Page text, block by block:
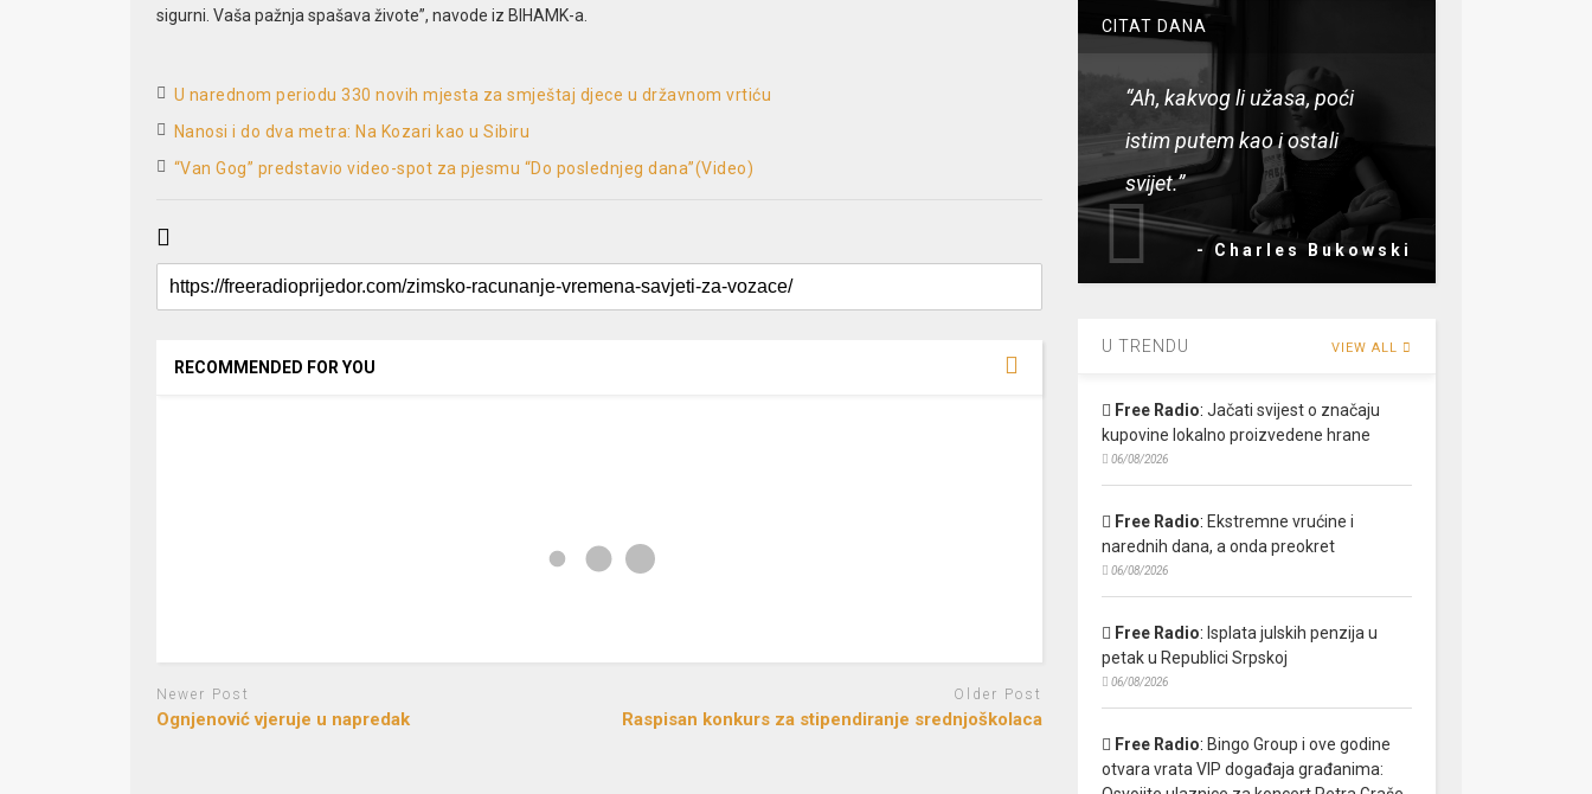
sigurni. Vaša pažnja spašava živote”, navode iz BIHAMK-a.
U narednom periodu 330 novih mjesta za smještaj djece u državnom vrtiću
Nanosi i do dva metra: Na Kozari kao u Sibiru
“Van Gog” predstavio video-spot za pjesmu “Do poslednjeg dana”(Video)
RECOMMENDED FOR YOU
Newer Post
Ognjenović vjeruje u napredak
Older Post
Raspisan konkurs za stipendiranje srednjoškolaca
CITAT DANA
“Ah, kakvog li užasa, poći
istim putem kao i ostali
svijet.”
- Charles Bukowski
U TRENDU VIEW ALL
Free Radio: Jačati svijest o značaju
kupovine lokalno proizvedene hrane
06/08/2026
Free Radio: Ekstremne vrućine i
narednih dana, a onda preokret
06/08/2026
Free Radio: Isplata julskih penzija u
petak u Republici Srpskoj
06/08/2026
Free Radio: Bingo Group i ove godine
otvara vrata VIP događaja građanima: